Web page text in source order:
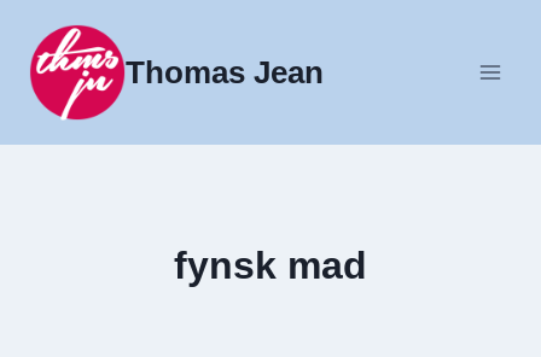
indhold
Thomas Jean
fynsk mad